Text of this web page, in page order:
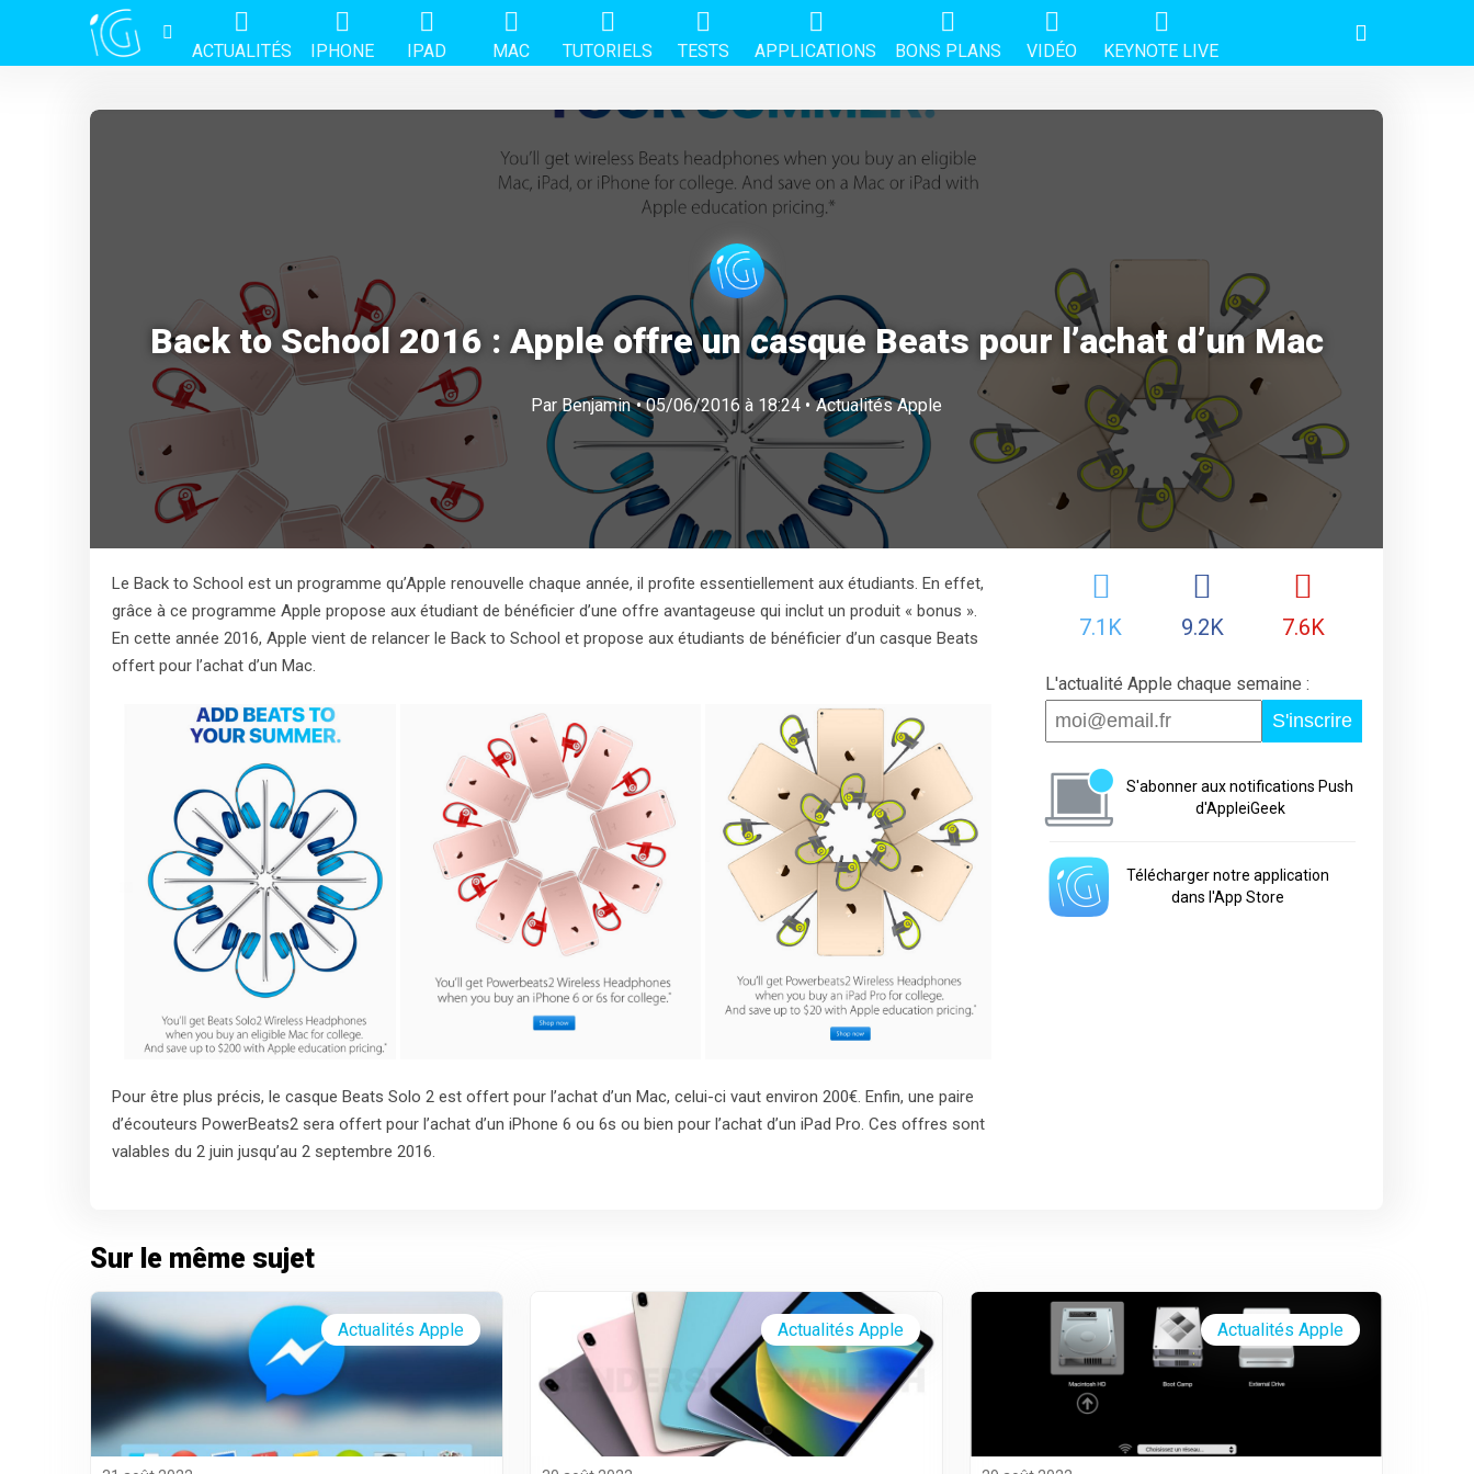
ACTUALITÉS IPHONE IPAD MAC TUTORIELS TESTS APPLICATIONS BONS PLANS VIDÉO KEYNOTE LIVE
Back to School 2016 : Apple offre un casque Beats pour l’achat d’un Mac
Par Benjamin • 05/06/2016 à 18:24 • Actualités Apple
Le Back to School est un programme qu’Apple renouvelle chaque année, il profite essentiellement aux étudiants. En effet,
grâce à ce programme Apple propose aux étudiant de bénéficier d’une offre avantageuse qui inclut un produit « bonus ».
En cette année 2016, Apple vient de relancer le Back to School et propose aux étudiants de bénéficier d’un casque Beats
offert pour l’achat d’un Mac.
Pour être plus précis, le casque Beats Solo 2 est offert pour l’achat d’un Mac, celui-ci vaut environ 200€. Enfin, une paire
d’écouteurs PowerBeats2 sera offert pour l’achat d’un iPhone 6 ou 6s ou bien pour l’achat d’un iPad Pro. Ces offres sont
valables du 2 juin jusqu’au 2 septembre 2016.
7.1K 9.2K 7.6K
L'actualité Apple chaque semaine :
S'inscrire
S'abonner aux notifications Push
d'AppleiGeek
Télécharger notre application
dans l'App Store
Sur le même sujet
Actualités Apple Actualités Apple Actualités Apple